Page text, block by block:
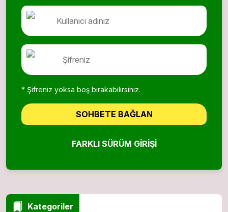
* Şifreniz yoksa boş bırakabilirsiniz.
SOHBETE BAĞLAN
FARKLI SÜRÜM GIRIŞI
Kategoriler